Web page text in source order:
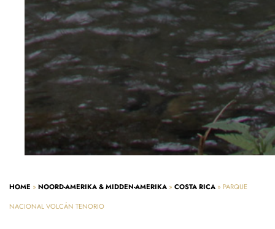
HOME » NOORD-AMERIKA & MIDDEN-AMERIKA » COSTA RICA » PARQUE
NACIONAL VOLCÁN TENORIO